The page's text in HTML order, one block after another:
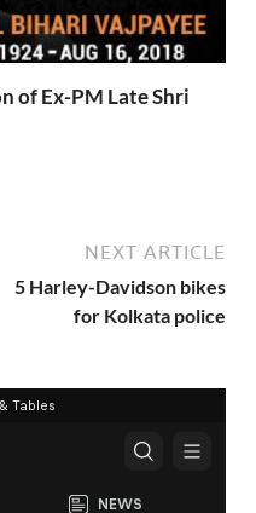
of Ex-PM Late Shri
NEXT ARTICLE
5 Harley-Davidson bikes
for Kolkata police